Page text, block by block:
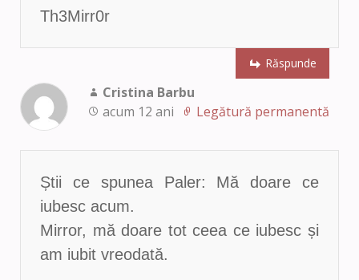
Th3Mirr0r
Răspunde
Cristina Barbu
acum 12 ani
Legătură permanentă
Știi ce spunea Paler: Mă doare ce
iubesc acum.
Mirror, mă doare tot ceea ce iubesc și
am iubit vreodată.